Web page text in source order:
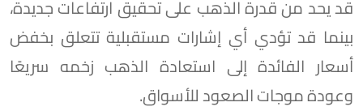
قد يحد من قدرة الذهب على تحقيق ارتفاعات جديدة،
بينما قد تؤدي أي إشارات مستقبلية تتعلق بخفض
أسعار الفائدة إلى استعادة الذهب زخمه سريعًا
وعودة موجات الصعود للأسواق.